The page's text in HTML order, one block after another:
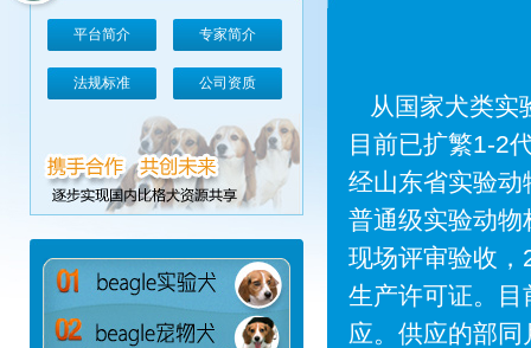
平台简介 专家简介
法规标准 公司资质
从国家犬类实
目前已扩繁1-2
经山东省实验
普通级实验动
现场评审验收
生产许可证。
应。供应的部